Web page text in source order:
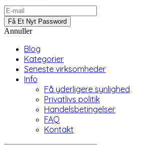
Annuller
Blog
Kategorier
Seneste virksomheder
Info
Få yderligere synlighed
Privatlivs politik
Handelsbetingelser
FAQ
Kontakt